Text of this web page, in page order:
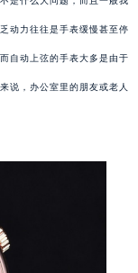
动力往往是手表缓慢甚至停
自动上弦的手表大多是由于
说，办公室里的朋友或老人